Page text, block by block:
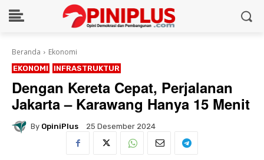
Beranda Ekonomi
EKONOMI INFRASTRUKTUR
Dengan Kereta Cepat, Perjalanan
Jakarta – Karawang Hanya 15 Menit
By OpiniPlus 25 Desember 2024